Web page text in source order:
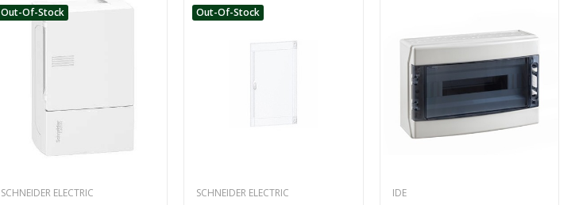
Out-Of-Stock
SCHNEIDER ELECTRIC
Out-Of-Stock
SCHNEIDER ELECTRIC IDE